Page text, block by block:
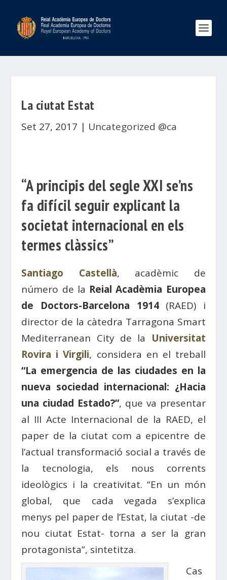
La ciutat Estat
Set 27, 2017 | Uncategorized @ca
“A principis del segle XXI se’ns
fa difícil seguir explicant la
societat internacional en els
termes clàssics”
Santiago Castellà, acadèmic de
número de la Reial Acadèmia Europea
de Doctors-Barcelona 1914(RAED) i
director de la càtedra Tarragona Smart
Mediterranean City de la Universitat
Rovira i Virgili, considera en el treball
“La emergencia de las ciudades en la
nueva sociedad internacional: ¿Hacia
una ciudad Estado?”, que va presentar
al III Acte Internacional de la RAED, el
paper de la ciutat com a epicentre de
l’actual transformació social a través de
la tecnologia, els nous corrents
ideològics i la creativitat. “En un món
global, que cada vegada s’explica
menys pel paper de l’Estat, la ciutat -de
nou ciutat Estat- torna a ser la gran
protagonista”, sintetitza.
Cas